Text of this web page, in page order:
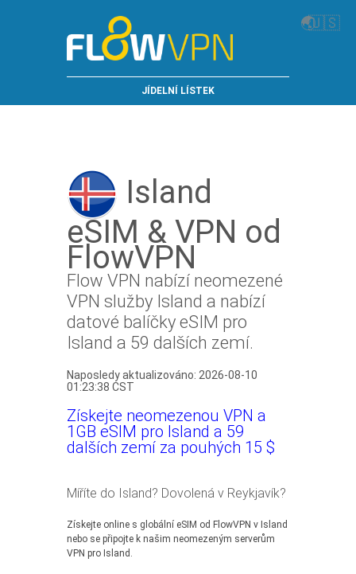
🌏🇺🇸
JÍDELNÍ LÍSTEK
Island
eSIM & VPN od
FlowVPN
Flow VPN nabízí neomezené
VPN služby Island a nabízí
datové balíčky eSIM pro
Island a 59 dalších zemí.
Naposledy aktualizováno: 2026-08-10
01:23:38 CST
Získejte neomezenou VPN a
1GB eSIM pro Island a 59
dalších zemí za pouhých 15 $
Míříte do Island? Dovolená v Reykjavík?
Získejte online s globální eSIM od FlowVPN v Island
nebo se připojte k našim neomezeným serverům
VPN pro Island.